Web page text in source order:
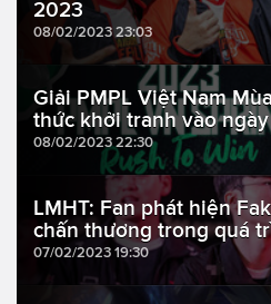
2023
08/02/2023 23:03
Giải PMPL Việt Nam
thức khởi tranh vào
08/02/2023 22:30
LMHT: Fan phát hiện
chấn thương trong quá
07/02/2023 19:30